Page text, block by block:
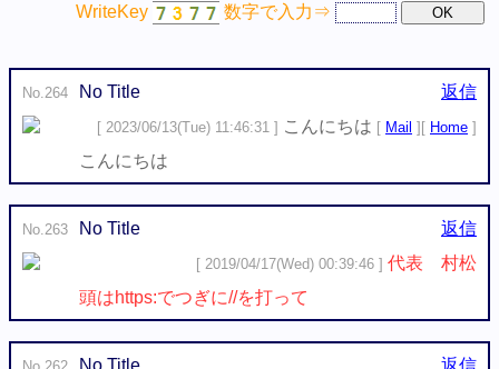
WriteKey
数字で入力⇒
No.264 No Title 返信
[ 2023/06/13(Tue) 11:46:31 ] こんにちは [ Mail ][ Home ]
こんにちは
No.263 No Title 返信
[ 2019/04/17(Wed) 00:39:46 ] 代表 村松
頭はhttps:でつぎに//を打って
No Title 返信